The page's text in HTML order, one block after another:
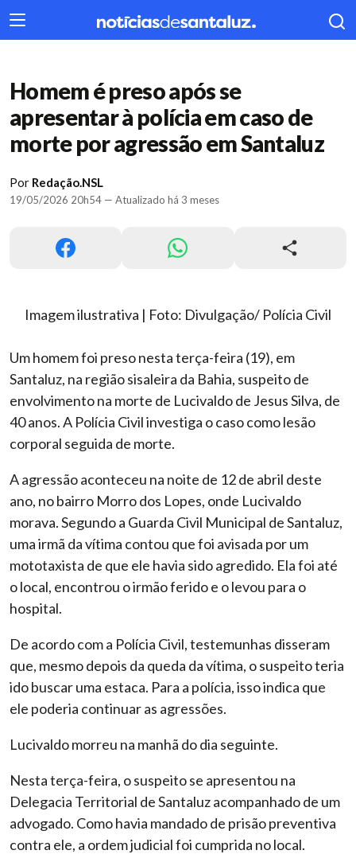
Homem é preso após se
apresentar à polícia em caso de
morte por agressão em Santaluz
Por Redação.NSL
19/05/2026 20h54 — Atualizado há 3 meses
Imagem ilustrativa | Foto: Divulgação/ Polícia Civil
Um homem foi preso nesta terça-feira (19), em
Santaluz, na região sisaleira da Bahia, suspeito de
envolvimento na morte de Lucivaldo de Jesus Silva, de
40 anos. A Polícia Civil investiga o caso como lesão
corporal seguida de morte.
A agressão aconteceu na noite de 12 de abril deste
ano, no bairro Morro dos Lopes, onde Lucivaldo
morava. Segundo a Guarda Civil Municipal de Santaluz,
uma irmã da vítima contou que foi avisada por um
mototaxista de que ele havia sido agredido. Ela foi até
o local, encontrou o irmão ferido e o levou para o
hospital.
De acordo com a Polícia Civil, testemunhas disseram
que, mesmo depois da queda da vítima, o suspeito teria
ido buscar uma estaca. Para a polícia, isso indica que
ele poderia continuar as agressões.
Lucivaldo morreu na manhã do dia seguinte.
Nesta terça-feira, o suspeito se apresentou na
Delegacia Territorial de Santaluz acompanhado de um
advogado. Como havia mandado de prisão preventiva
contra ele, a ordem judicial foi cumprida no local.